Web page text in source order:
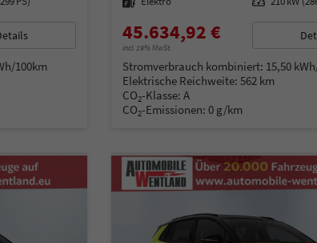
100km
45.634,92 €
incl. 19% MwSt.
Stromverbrauch kombiniert: 15,50
Elektrische Reichweite: 562 km
CO2-Klasse: A
CO2-Emissionen:0 g/km